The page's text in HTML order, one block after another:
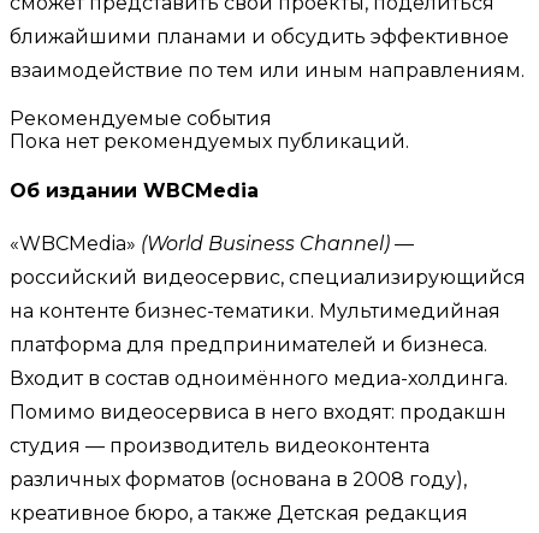
ближайшими планами и обсудить эффективное
взаимодействие по тем или иным направлениям.
Рекомендуемые события
Пока нет рекомендуемых публикаций.
Об издании WBCMedia
«WBCMedia» (World Business Channel) —
российский видеосервис, специализирующийся
на контенте бизнес-тематики. Мультимедийная
платформа для предпринимателей и бизнеса.
Входит в состав одноимённого медиа-холдинга.
Помимо видеосервиса в него входят: продакшн
студия — производитель видеоконтента
различных форматов (основана в 2008 году),
креативное бюро, а также Детская редакция